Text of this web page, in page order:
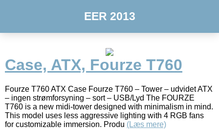
EER 2013
Case, ATX, Fourze T760
Fourze T760 ATX Case Fourze T760 – Tower – udvidet ATX
– ingen strømforsyning – sort – USB/Lyd The FOURZE
T760 is a new midi-tower designed with minimalism in mind.
This model uses less aggressive lighting with 4 RGB fans
for customizable immersion. Produ (Læs mere)